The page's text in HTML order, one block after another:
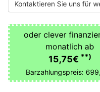
Kontaktieren Sie uns für
oder clever
monatlich ab
15,75€ **)
Barzahlungspreis: